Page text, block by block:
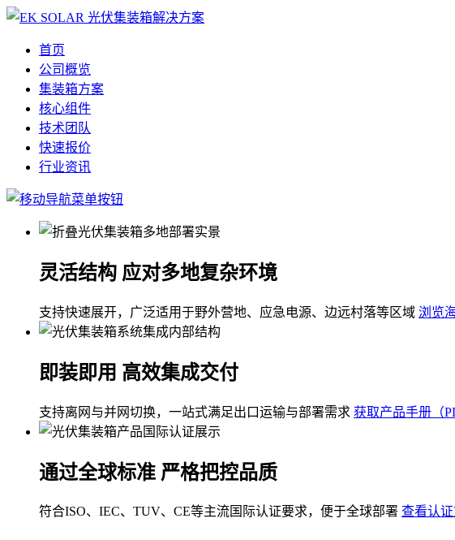
首页
公司概览
集装箱方案
核心组件
技术团队
快速报价
行业资讯
灵活结构 应对多地复杂环境
支持快速展开，广泛适用于野外营地、应急电源、边远村落等区域 浏览
即装即用 高效集成交付
支持离网与并网切换，一站式满足出口运输与部署需求 获取产品手册（
通过全球标准 严格把控品质
符合ISO、IEC、TUV、CE等主流国际认证要求，便于全球部署 查看认